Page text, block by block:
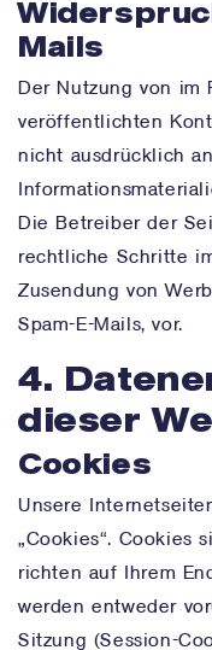
Mails
Der Nutzung von im
veröffentlichten
nicht ausdrücklich
Die Betreiber der
rechtliche Schritte
Zusendung von
Spam-E-Mails, vor.
4.
dieser
Cookies
Unsere
„Cookies“. Cookies
richten auf Ihrem
werden entweder
Sitzung (Session-